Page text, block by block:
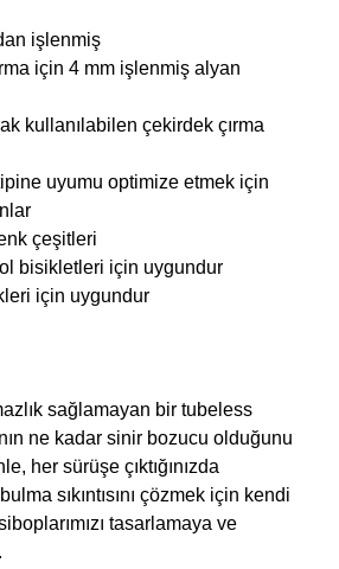
işlenmiş
için 4 mm işlenmiş alyan
kullanılabilen çekirdek çırma
uyumu optimize etmek için
çeşitleri
bisikletleri için uygundur
için uygundur
sağlamayan bir tubeless
ne kadar sinir bozucu olduğunu
her sürüşe çıktığınızda
sıkıntısını çözmek için kendi
tasarlamaya ve